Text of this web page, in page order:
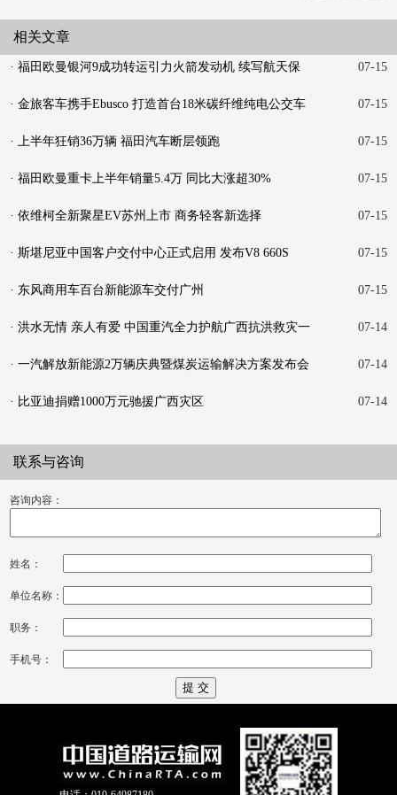
相关文章
· 福田欧曼银河9成功转运引力火箭发动机 续写航天保
07-15
· 金旅客车携手Ebusco 打造首台18米碳纤维纯电公交车 07-15
· 上半年狂销36万辆 福田汽车断层领跑 07-15
· 福田欧曼重卡上半年销量5.4万 同比大涨超30% 07-15
· 依维柯全新聚星EV苏州上市 商务轻客新选择 07-15
· 斯堪尼亚中国客户交付中心正式启用 发布V8 660S 07-15
· 东风商用车百台新能源车交付广州 07-15
· 洪水无情 亲人有爱 中国重汽全力护航广西抗洪救灾一
07-14
· 一汽解放新能源2万辆庆典暨煤炭运输解决方案发布会
07-14
· 比亚迪捐赠1000万元驰援广西灾区 07-14
联系与咨询
咨询内容：
姓名：
单位名称：
职务：
手机号：